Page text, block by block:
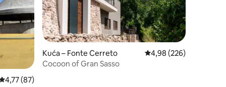
ocjena: 4,77/5, recenzija: 87
4,77 (87)
Kuća – Fonte Cerreto Prosječna ocjena:
4,98 (226)
Cocoon of Gran Sasso